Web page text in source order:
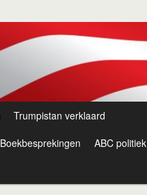
Trumpistan verklaard
Boekbesprekingen
ABC politiek